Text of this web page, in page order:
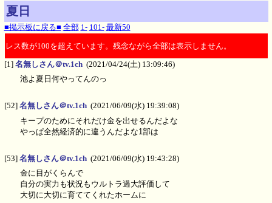
夏日
■掲示板に戻る■ 全部 1- 101- 最新50
レス数が100を超えています。残念ながら全部は表示しません。
[1] 名無しさん＠tv.1ch (2021/04/24(土) 13:09:46)
池よ夏日何やってんのっ
[52] 名無しさん＠tv.1ch (2021/06/09(水) 19:39:08)
キープのためにそれだけ金を出せるんだよな
やっぱ全然経済的に違うんだよな1部は
[53] 名無しさん＠tv.1ch (2021/06/09(水) 19:43:28)
金に目がくらんで
自分の実力も状況もウルトラ過大評価して
大切に大切に育ててくれたホームに